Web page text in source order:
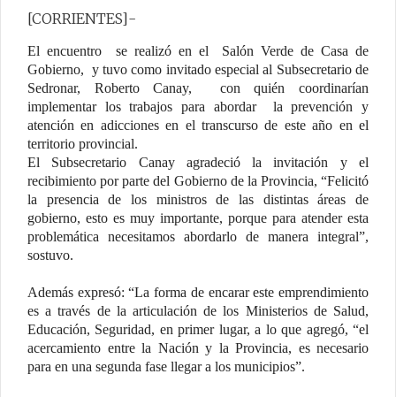
[CORRIENTES]-
El encuentro se realizó en el Salón Verde de Casa de
Gobierno, y tuvo como invitado especial al Subsecretario de
Sedronar, Roberto Canay, con quién coordinarían
implementar los trabajos para abordar la prevención y
atención en adicciones en el transcurso de este año en el
territorio provincial.
El Subsecretario Canay agradeció la invitación y el
recibimiento por parte del Gobierno de la Provincia, “Felicitó
la presencia de los ministros de las distintas áreas de
gobierno, esto es muy importante, porque para atender esta
problemática necesitamos abordarlo de manera integral”,
sostuvo.
Además expresó: “La forma de encarar este emprendimiento
es a través de la articulación de los Ministerios de Salud,
Educación, Seguridad, en primer lugar, a lo que agregó, “el
acercamiento entre la Nación y la Provincia, es necesario
para en una segunda fase llegar a los municipios”.